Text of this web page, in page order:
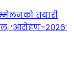
तयारी
‘आरोहण–२०२६’